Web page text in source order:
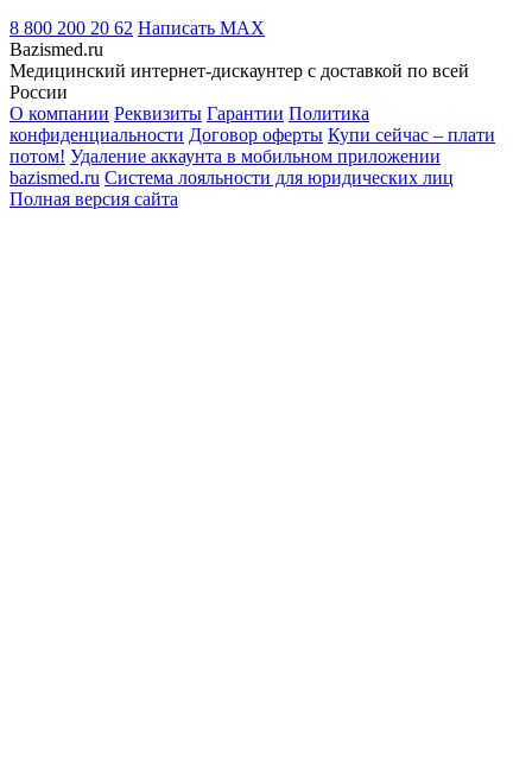
8 800 200 20 62 Написать MAX
Bazismed.ru
Медицинский интернет-дискаунтер с доставкой по всей
России
О компании Реквизиты Гарантии Политика
конфиденциальности Договор оферты Купи сейчас – плати
потом! Удаление аккаунта в мобильном приложении
bazismed.ru Система лояльности для юридических лиц
Полная версия сайта